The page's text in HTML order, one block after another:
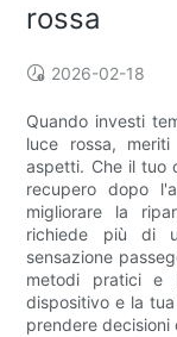
rossa
2026-02-18
Quando investi
luce rossa,
aspetti. Che il tuo
recupero dopo
migliorare la
richiede più di
sensazione
metodi pratici e
dispositivo e la
prendere decisioni